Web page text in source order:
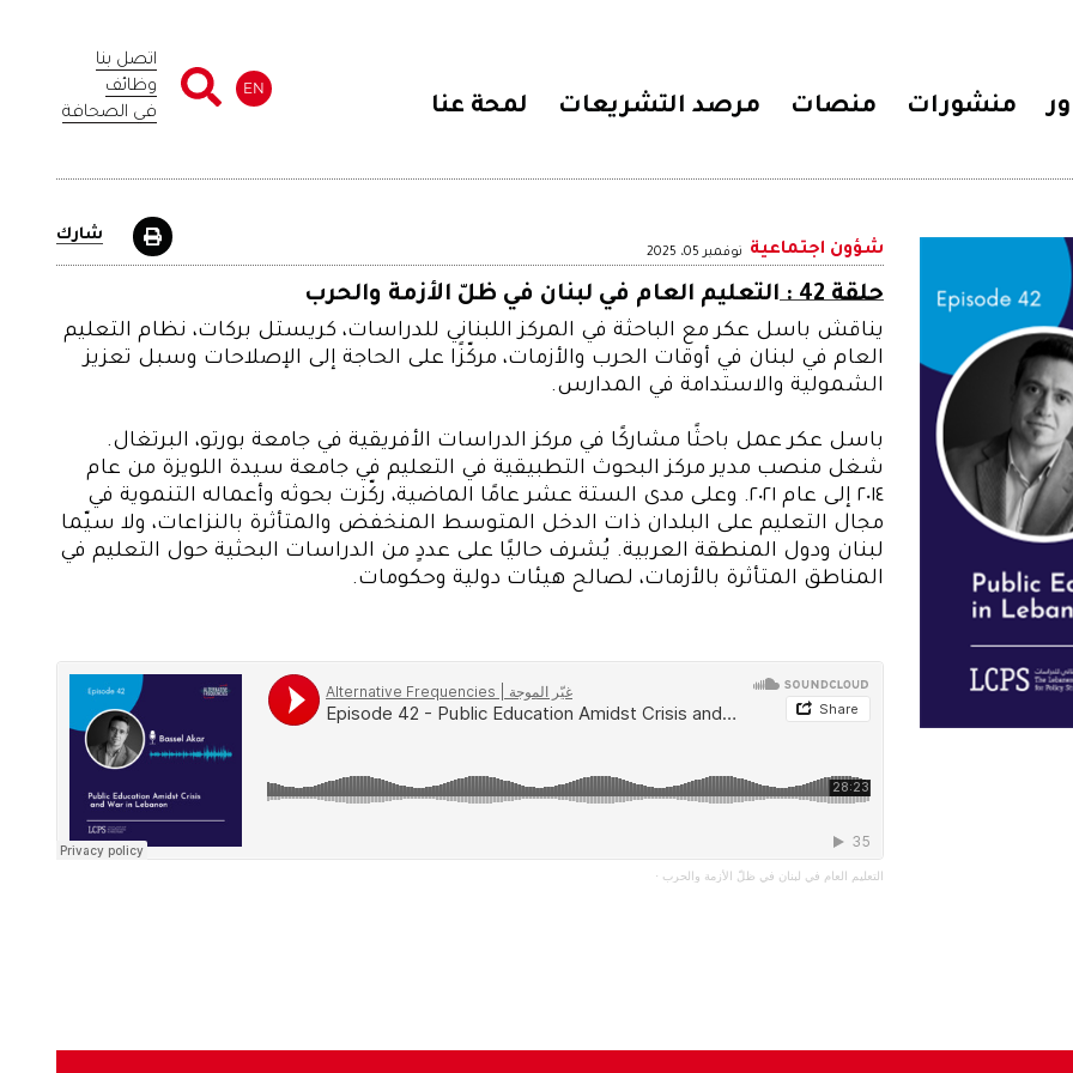
منشورات منصات مرصد التشريعات لمحة عنا
EN
اتصل بنا
وظائف
في الصحافة
شؤون اجتماعية نوفمبر 05، 2025
شارك
حلقة 42 : التعليم العام في لبنان في ظلّ الأزمة والحرب
يناقش باسل عكر مع الباحثة في المركز اللبناني للدراسات، كريستل بركات، نظام التعليم
العام في لبنان في أوقات الحرب والأزمات، مركّزًا على الحاجة إلى الإصلاحات وسبل تعزيز
الشمولية والاستدامة في المدارس.
باسل عكر عمل باحثًا مشاركًا في مركز الدراسات الأفريقية في جامعة بورتو، البرتغال.
شغل منصب مدير مركز البحوث التطبيقية في التعليم في جامعة سيدة اللويزة من عام
٢٠١٤ إلى عام ٢٠٢١. وعلى مدى الستة عشر عامًا الماضية، ركّزت بحوثه وأعماله التنموية في
مجال التعليم على البلدان ذات الدخل المتوسط ​​المنخفض والمتأثرة بالنزاعات، ولا سيّما
لبنان ودول المنطقة العربية. يُشرف حاليًا على عددٍ من الدراسات البحثية حول التعليم في
المناطق المتأثرة بالأزمات، لصالح هيئات دولية وحكومات.
التعليم العام في لبنان في ظلّ الأزمة والحرب ·